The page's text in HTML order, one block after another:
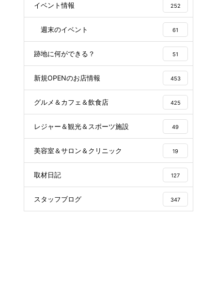
イベント情報 252
週末のイベント 61
跡地に何ができる？ 51
新規OPENのお店情報 453
グルメ＆カフェ＆飲食店 425
レジャー＆観光＆スポーツ施設 49
美容室＆サロン＆クリニック 19
取材日記 127
スタッフブログ 347